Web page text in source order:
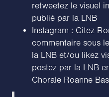
retweetez le visuel
publié par la LNB
Instagram : Citez
commentaire sous
la LNB et/ou likez
postez par la LNB
Chorale Roanne